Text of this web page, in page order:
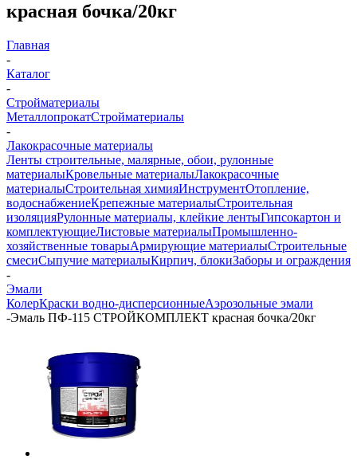
красная бочка/20кг
Главная
-
Каталог
-
Стройматериалы
МеталлопрокатСтройматериалы
-
Лакокрасочные материалы
Ленты строительные, малярные, обои, рулонные
материалыКровельные материалыЛакокрасочные
материалыСтроительная химияИнструментОтопление,
водоснабжениеКрепежные материалыСтроительная
изоляцияРулонные материалы, клейкие лентыГипсокартон и
комплектующиеЛистовые материалыПромышленно-
хозяйственные товарыАрмирующие материалыСтроительные
смесиСыпучие материалыКирпич, блокиЗаборы и ограждения
-
Эмали
КолерКраски водно-дисперсионныеАэрозольные эмали
-Эмаль ПФ-115 СТРОЙКОМПЛЕКТ красная бочка/20кг